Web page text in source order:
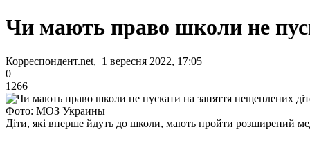
Чи мають право школи не
Корреспондент.net, 1 вересня 2022, 17:05
0
1266
Фото: МОЗ Украины
Діти, які вперше йдуть до школи, мають пройти розширений